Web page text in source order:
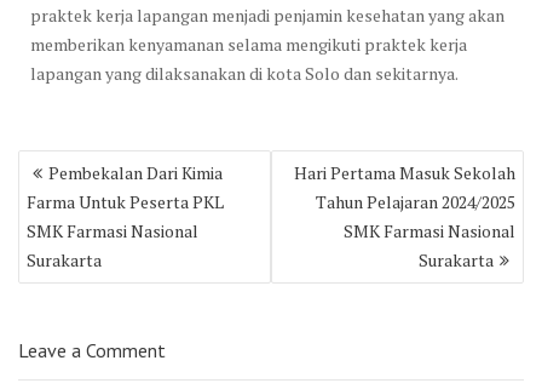
praktek kerja lapangan menjadi penjamin kesehatan yang akan
memberikan kenyamanan selama mengikuti praktek kerja
lapangan yang dilaksanakan di kota Solo dan sekitarnya.
Post
navigation
Pembekalan Dari Kimia
Farma Untuk Peserta PKL
SMK Farmasi Nasional
Surakarta
Hari Pertama Masuk Sekolah
Tahun Pelajaran 2024/2025
SMK Farmasi Nasional
Surakarta
Leave a Comment